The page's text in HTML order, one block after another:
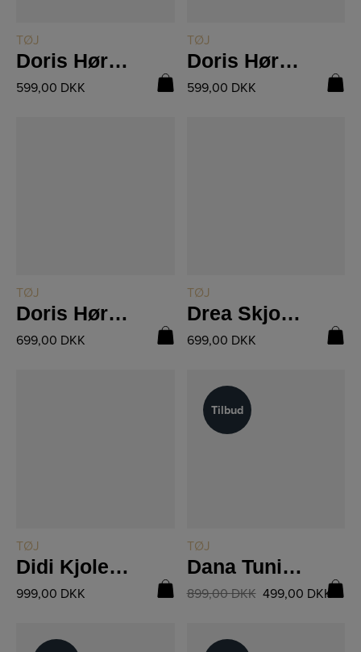
TØJ
Doris Hør Bukser Brun 8831-15
599,00 DKK
TØJ
Doris Hør Bukser Seasand 8831-15
599,00 DKK
TØJ
Doris Hør Kjole 8831-23
699,00 DKK
TØJ
Drea Skjortecardigan 8816-50
699,00 DKK
TØJ
Didi Kjole 8814-23
999,00 DKK
Tilbud
Tilbud
TØJ
Dana Tunika Kjole 8809-26
899,00DKK 499,00 DKK